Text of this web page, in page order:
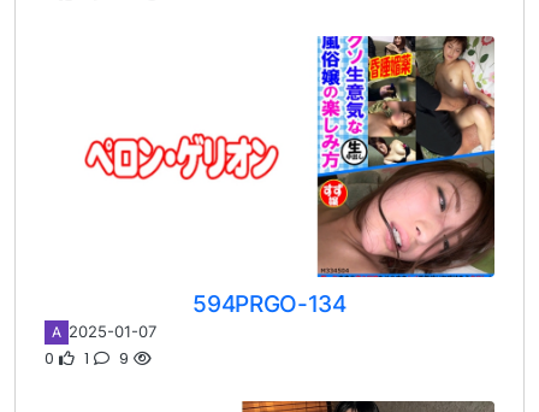
594PRGO-134
A 2025-01-07
0 1 9